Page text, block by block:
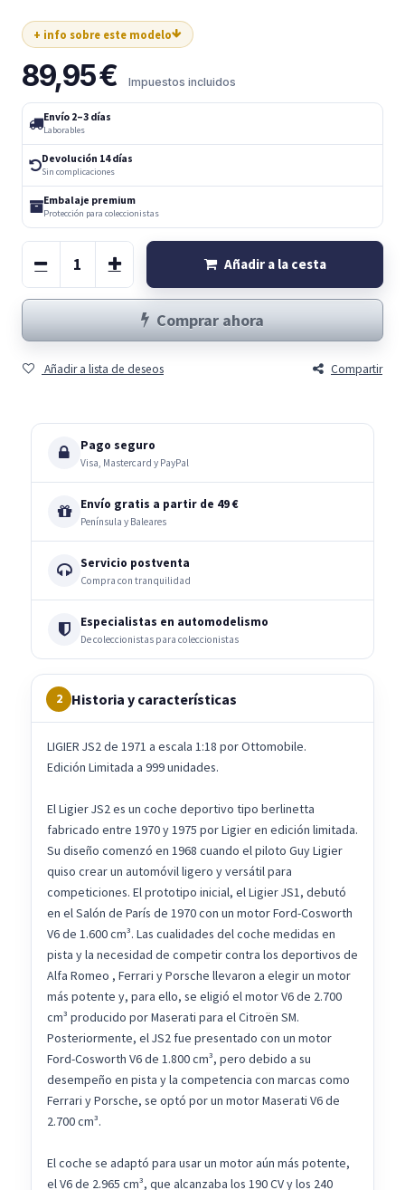
+ info sobre este modelo
89,95€ Impuestos incluidos
Envío 2–3 días
Laborables
Devolución 14 días
Sin complicaciones
Embalaje premium
Protección para coleccionistas
Añadir a la cesta
Comprar ahora
Añadir a lista de deseos Compartir
Pago seguro
Visa, Mastercard y PayPal
Envío gratis a partir de 49 €
Península y Baleares
Servicio postventa
Compra con tranquilidad
Especialistas en automodelismo
De coleccionistas para coleccionistas
2 Historia y características
LIGIER JS2 de 1971 a escala 1:18 por Ottomobile.
Edición Limitada a 999 unidades.
El Ligier JS2 es un coche deportivo tipo berlinetta
fabricado entre 1970 y 1975 por Ligier en edición limitada.
Su diseño comenzó en 1968 cuando el piloto Guy Ligier
quiso crear un automóvil ligero y versátil para
competiciones. El prototipo inicial, el Ligier JS1, debutó
en el Salón de París de 1970 con un motor Ford-Cosworth
V6 de 1.600 cm³. Las cualidades del coche medidas en
pista y la necesidad de competir contra los deportivos de
Alfa Romeo , Ferrari y Porsche llevaron a elegir un motor
más potente y, para ello, se eligió el motor V6 de 2.700
cm³ producido por Maserati para el Citroën SM.
Posteriormente, el JS2 fue presentado con un motor
Ford-Cosworth V6 de 1.800 cm³, pero debido a su
desempeño en pista y la competencia con marcas como
Ferrari y Porsche, se optó por un motor Maserati V6 de
2.700 cm³.
El coche se adaptó para usar un motor aún más potente,
el V6 de 2.965 cm³, que alcanzaba los 190 CV y los 240